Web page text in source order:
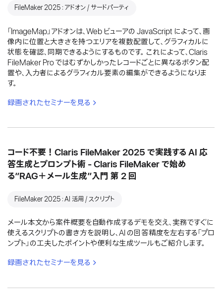
FileMaker 2025：アドオン / サードパーティ
「ImageMap」アドオンは、Web ビューアの JavaScript によって、画
像内に位置と大きさを持つエリアを複数配置して、グラフィカルに
状態を確認、同期できるようにするものです。 これによって、Claris
FileMaker Pro ではむずかしかったレコードごとに異なるボタン配
置や、入力者によるグラフィカル要素の編集ができるようになりま
す。
録画されたセミナーを見る
コード不要！Claris FileMaker 2025 で実践する AI 応
答生成とプロンプト術 - Claris FileMaker で始め
る“RAG＋メール生成”入門 第 2 回
FileMaker 2025：AI 活用 / スクリプト
メール本文から案件概要を自動作成するデモを交え、実務ですぐに
使えるスクリプトの書き方を説明し、AI の回答精度を左右する「プロ
ンプト」の工夫したポイントや便利な生成ツールもご紹介します。
録画されたセミナーを見る